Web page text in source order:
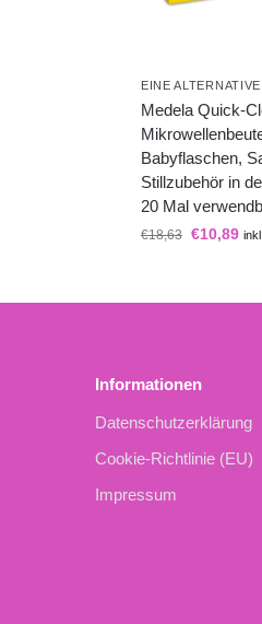
EINE ALTERNATIVE
Medela Quick-
Babyflaschen,
Stillzubehör in
20 Mal
€18,63 €10,89
Informationen
Datenschutzerklärung
Cookie-Richtlinie (EU)
Impressum